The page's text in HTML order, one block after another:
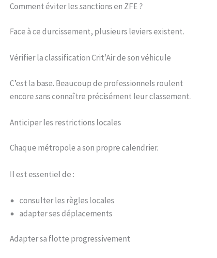
Comment éviter les sanctions en ZFE ?
Face à ce durcissement, plusieurs leviers existent.
Vérifier la classification Crit’Air de son véhicule
C’est la base. Beaucoup de professionnels roulent
encore sans connaître précisément leur classement.
Anticiper les restrictions locales
Chaque métropole a son propre calendrier.
Il est essentiel de :
consulter les règles locales
adapter ses déplacements
Adapter sa flotte progressivement